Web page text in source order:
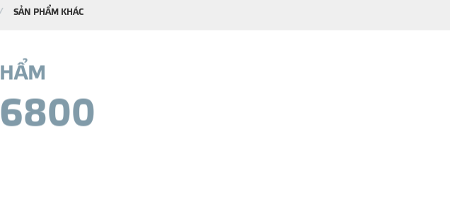
SẢN PHẨM KHÁC
HẨM
6800